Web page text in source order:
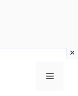
Menu